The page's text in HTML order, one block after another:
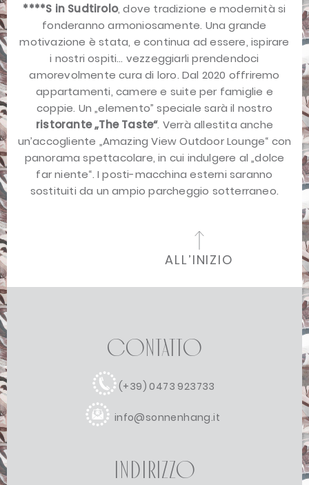
****S in Sudtirolo, dove tradizione e modernità si
fonderanno armoniosamente. Una grande
motivazione è stata, e continua ad essere, ispirare
i nostri ospiti… vezzeggiarli prendendoci
amorevolmente cura di loro. Dal 2020 offriremo
appartamenti, camere e suite per famiglie e
coppie. Un „elemento” speciale sarà il nostro
ristorante „The Taste“. Verrà allestita anche
un’accogliente „Amazing View Outdoor Lounge“ con
panorama spettacolare, in cui indulgere al „dolce
far niente“. I posti-macchina esterni saranno
sostituiti da un ampio parcheggio sotterraneo.
ALL’INIZIO
Contatto
(+39) 0473 923733
info@sonnenhang.it
Indirizzo